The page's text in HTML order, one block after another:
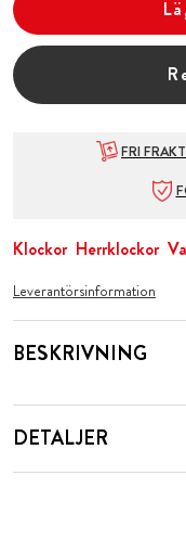
FRI FRAKT
Klockor Herrklockor
Leverantörsinformation
BESKRIVNING
DETALJER